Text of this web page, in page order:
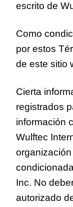
escrito de
Como
por estos
de este sitio
Cierta
registrados
información
Wulftec
Inc. No
autorizado